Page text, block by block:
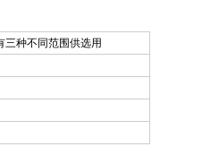
三种不同范围供选用